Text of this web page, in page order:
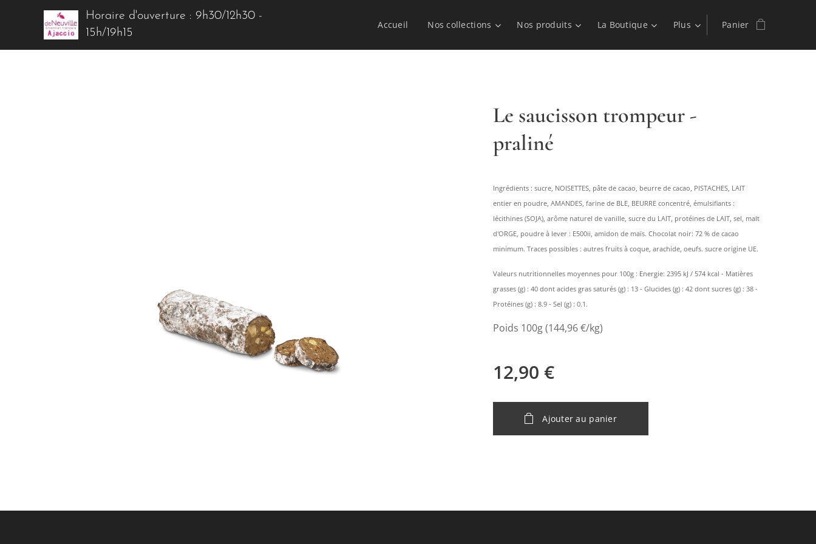
Horaire d'ouverture : 9h30/12h30 -
15h/19h15
Accueil Nos collections Nos produits La Boutique Plus Panier
Le saucisson trompeur -
praliné
Ingrédients : sucre, NOISETTES, pâte de cacao, beurre de cacao, PISTACHES, LAIT
entier en poudre, AMANDES, farine de BLE, BEURRE concentré, émulsifiants :
lécithines (SOJA), arôme naturel de vanille, sucre du LAIT, protéines de LAIT, sel, malt
d'ORGE, poudre à lever : E500ii, amidon de maïs. Chocolat noir: 72 % de cacao
minimum. Traces possibles : autres fruits à coque, arachide, oeufs. sucre origine UE.
Valeurs nutritionnelles moyennes pour 100g : Energie: 2395 kJ / 574 kcal - Matières
grasses (g) : 40 dont acides gras saturés (g) : 13 - Glucides (g) : 42 dont sucres (g) : 38 -
Protéines (g) : 8.9 - Sel (g) : 0.1.
Poids 100g (144,96 €/kg)
12,90 €
Ajouter au panier